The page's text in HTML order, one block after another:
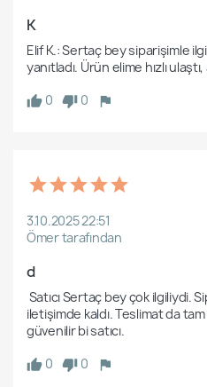
K
Elif K.: Sertaç bey siparişimle
0
0
3.10.2025 22:51
Ömer tarafından
d
iletişimde kaldı. Teslimat da
0
0